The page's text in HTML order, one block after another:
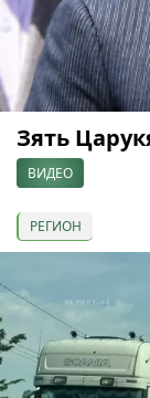
Зять
ВИДЕО
РЕГИОН